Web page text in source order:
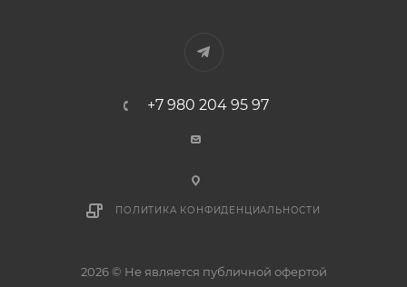
+7 980 204 95 97
ПОЛИТИКА КОНФИДЕНЦИАЛЬНОСТИ
2026 © Не является публичной офертой